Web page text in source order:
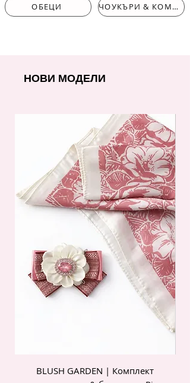
ОБЕЦИ ЧОУКЪРИ & КОМПЛЕКТИ
НОВИ МОДЕЛИ
BLUSH GARDEN | Комплект